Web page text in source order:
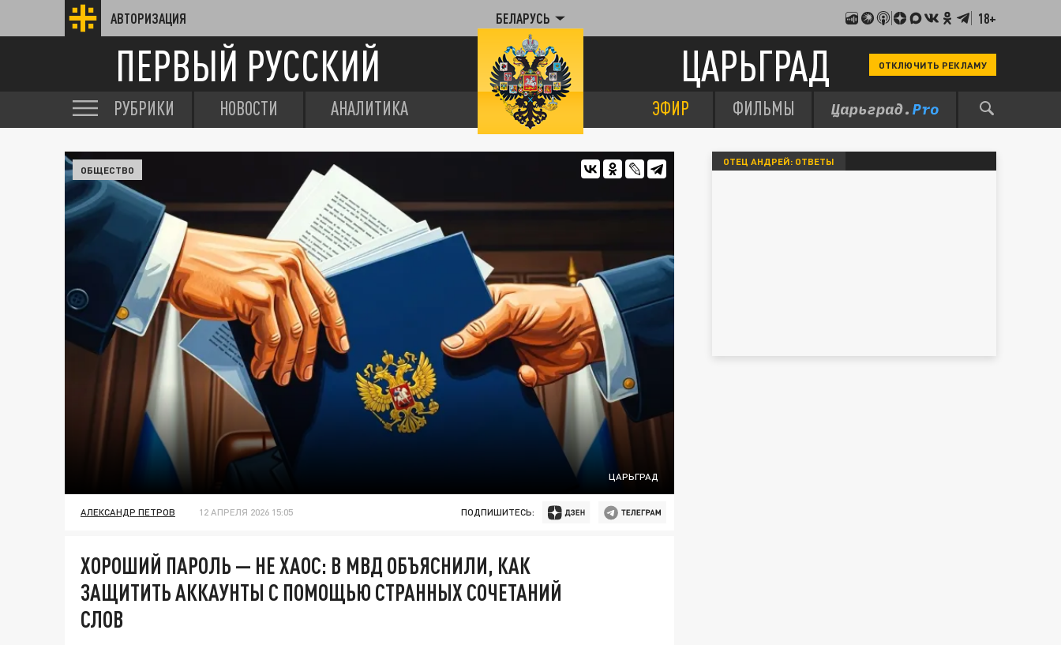
АВТОРИЗАЦИЯ БЕЛАРУСЬ 18+
ПЕРВЫЙ РУССКИЙ ЦАРЬГРАД ОТКЛЮЧИТЬ РЕКЛАМУ
РУБРИКИ НОВОСТИ АНАЛИТИКА ЭФИР ФИЛЬМЫ
ЦАРЬГРАД
ОБЩЕСТВО
АЛЕКСАНДР ПЕТРОВ 12 АПРЕЛЯ 2026 15:05 ПОДПИШИТЕСЬ:
ХОРОШИЙ ПАРОЛЬ — НЕ ХАОС: В МВД ОБЪЯСНИЛИ, КАК
ЗАЩИТИТЬ АККАУНТЫ С ПОМОЩЬЮ СТРАННЫХ СОЧЕТАНИЙ
СЛОВ
ОТЕЦ АНДРЕЙ: ОТВЕТЫ